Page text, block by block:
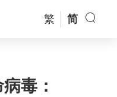
繁 简
毒：